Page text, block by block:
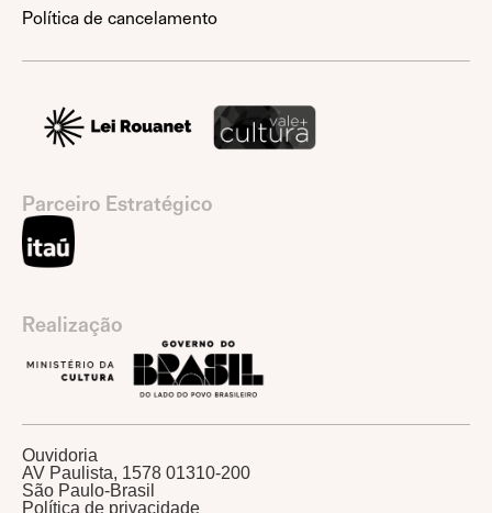
Política de cancelamento
Parceiro Estratégico
Realização
Ouvidoria
AV Paulista, 1578 01310-200
São Paulo-Brasil
Política de privacidade